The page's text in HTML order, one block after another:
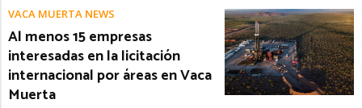
VACA MUERTA NEWS
Al menos 15 empresas
interesadas en la licitación
internacional por áreas en Vaca
Muerta